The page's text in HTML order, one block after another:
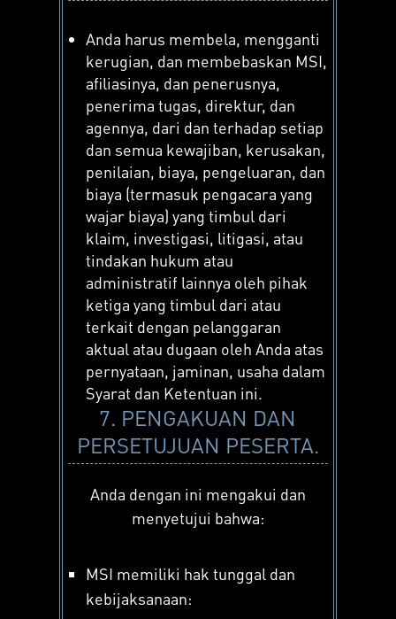
Anda harus membela, mengganti
kerugian, dan membebaskan MSI,
afiliasinya, dan penerusnya,
penerima tugas, direktur, dan
agennya, dari dan terhadap setiap
dan semua kewajiban, kerusakan,
penilaian, biaya, pengeluaran, dan
biaya (termasuk pengacara yang
wajar biaya) yang timbul dari
klaim, investigasi, litigasi, atau
tindakan hukum atau
administratif lainnya oleh pihak
ketiga yang timbul dari atau
terkait dengan pelanggaran
aktual atau dugaan oleh Anda atas
pernyataan, jaminan, usaha dalam
Syarat dan Ketentuan ini.
7. PENGAKUAN DAN
PERSETUJUAN PESERTA.
Anda dengan ini mengakui dan
menyetujui bahwa:
MSI memiliki hak tunggal dan
kebijaksanaan: